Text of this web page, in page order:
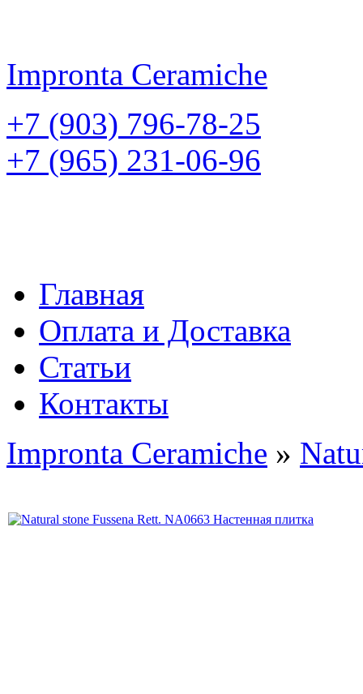
Impronta Ceramiche
+7 (903) 796-78-25
+7 (965) 231-06-96
Главная
Оплата и Доставка
Статьи
Контакты
Impronta Ceramiche »